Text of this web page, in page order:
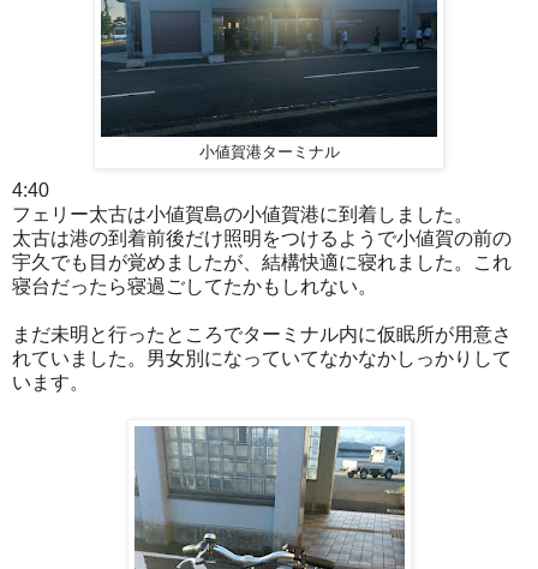
小値賀港ターミナル
4:40
フェリー太古は小値賀島の小値賀港に到着しました。
太古は港の到着前後だけ照明をつけるようで小値賀の前の
宇久でも目が覚めましたが、結構快適に寝れました。これ
寝台だったら寝過ごしてたかもしれない。
まだ未明と行ったところでターミナル内に仮眠所が用意さ
れていました。男女別になっていてなかなかしっかりして
います。